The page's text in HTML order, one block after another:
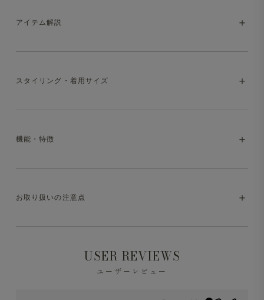
アイテム解説
汗かいて、洗って、また穿ける。しかも驚く
スタイリング・着用サイズ
・同サイズ・別アイテムの着用イメージ
機能・特徴
をご参照ください）
お取り扱いの注意点
USER REVIEWS
ユーザーレビュー